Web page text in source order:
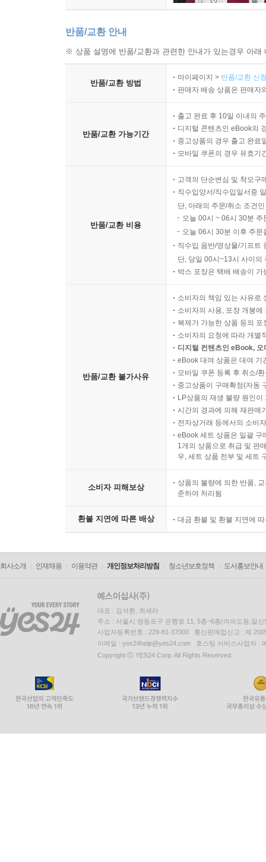
반품/교환 안내
※ 상품 설명에 반품/교환과 관련한 안내가 있는경우 아
반품/교환 방법
마이페이지 > 반품/교환 신
판매자 배송 상품은 판매자
반품/교환 가능기간
출고 완료 후 10일 이내의
디지털 콘텐츠인 eBook의
중고상품의 경우 출고 완료
모바일 쿠폰의 경우 유효기
반품/교환 비용
고객의 단순변심 및 착오구
직수입양서/직수입일서중
단, 아래의 주문/취소 조건
오늘 00시 ~ 06시 30분
오늘 06시 30분 이후 주
직수입 음반/영상물/기프트
단, 당일 00시~13시 사이의
박스 포장은 택배 배송이
반품/교환 불가사유
소비자의 책임 있는 사유로
소비자의 사용, 포장 개봉
복제가 가능한 상품 등의
소비자의 요청에 따라 개별
디지털 컨텐츠인 eBook,
eBook 대여 상품은 대여 기
모바일 쿠폰 등록 후 취소/
중고상품이 구매확정(자동
LP상품의 재생 불량 원인
시간의 경과에 의해 재판매
전자상거래 등에서의 소비
eBook 세트 상품은 일괄 구
1개의 상품으로 취급 및 판
우, 세트 상품 전부 및 세트
소비자 피해보상
상품의 불량에 의한 반품,
준하여 처리됨
환불 지연에 따른 배상 대금 환불 및 환불 지연에
회사소개 인재채용 이용약관 개인정보처리방침 청소년보호정책 도서홍보안내
대표 : 김석환, 최세라
주소 : 서울시 영등포구 은행로 11, 5층~6층(여의도동,일신
사업자등록번호 : 229-81-37000 통신판매업신고 : 제
이메일 : yes24help@yes24.com 호스팅 서비스사업자 :
Copyright ⓒ YES24 Corp. All Rights Reserved.